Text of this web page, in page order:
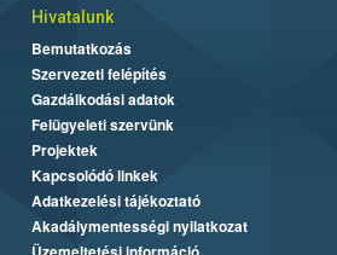
Hivatalunk
Bemutatkozás
Szervezeti felépítés
Gazdálkodási adatok
Felügyeleti szervünk
Projektek
Kapcsolódó linkek
Adatkezelési tájékoztató
Akadálymentességi nyilatkozat